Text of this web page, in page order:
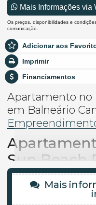
Mais Informações via
Os preços, disponibilidades e
comunicação.
Adicionar aos
Imprimir
Financiamentos
Apartamento no
em Balneário
Sun Beach
Centro de
Camboriú
Mais